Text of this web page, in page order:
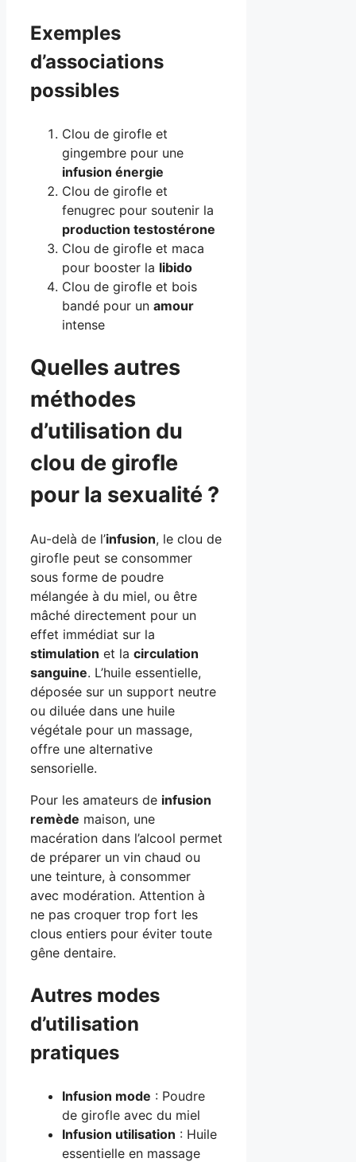
Exemples
d’associations
possibles
Clou de girofle et
gingembre pour une
infusion énergie
Clou de girofle et
fenugrec pour soutenir la
production testostérone
Clou de girofle et maca
pour booster la libido
Clou de girofle et bois
bandé pour un amour
intense
Quelles autres
méthodes
d’utilisation du
clou de girofle
pour la sexualité ?
Au-delà de l’infusion, le clou de
girofle peut se consommer
sous forme de poudre
mélangée à du miel, ou être
mâché directement pour un
effet immédiat sur la
stimulation et la circulation
sanguine. L’huile essentielle,
déposée sur un support neutre
ou diluée dans une huile
végétale pour un massage,
offre une alternative
sensorielle.
Pour les amateurs de infusion
remède maison, une
macération dans l’alcool permet
de préparer un vin chaud ou
une teinture, à consommer
avec modération. Attention à
ne pas croquer trop fort les
clous entiers pour éviter toute
gêne dentaire.
Autres modes
d’utilisation
pratiques
Infusion mode : Poudre
de girofle avec du miel
Infusion utilisation : Huile
essentielle en massage